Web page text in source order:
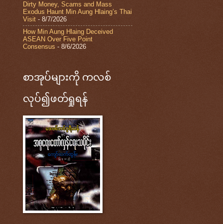
Dirty Money, Scams and Mass
Exodus Haunt Min Aung Hlaing’s Thai
Visit - 8/7/2026
How Min Aung Hlaing Deceived
ASEAN Over Five Point
Consensus - 8/6/2026
စာအုပ်များကို ကလစ်
လုပ်၍ဖတ်ရှုရန်